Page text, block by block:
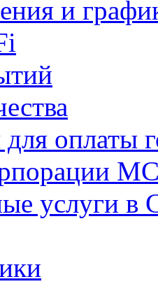
и
для оплаты
услуги в